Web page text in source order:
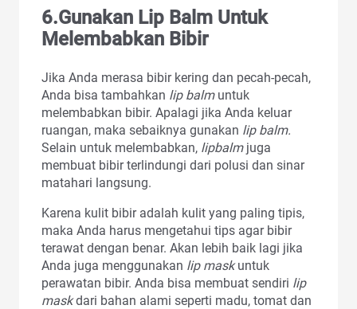
6.Gunakan Lip Balm Untuk
Melembabkan Bibir
Jika Anda merasa bibir kering dan pecah-pecah,
Anda bisa tambahkan lip balm untuk
melembabkan bibir. Apalagi jika Anda keluar
ruangan, maka sebaiknya gunakan lip balm.
Selain untuk melembabkan, lipbalm juga
membuat bibir terlindungi dari polusi dan sinar
matahari langsung.
Karena kulit bibir adalah kulit yang paling tipis,
maka Anda harus mengetahui tips agar bibir
terawat dengan benar. Akan lebih baik lagi jika
Anda juga menggunakan lip maskuntuk
perawatan bibir. Anda bisa membuat sendiri lip
maskdari bahan alami seperti madu, tomat dan